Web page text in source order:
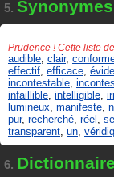
5. Synonymes
Prudence ! Cette liste
audible clair,
effectif efficace
incontestable
infaillible intelligible
lumineux manifeste
pur, recherché réel
transparent un
6.